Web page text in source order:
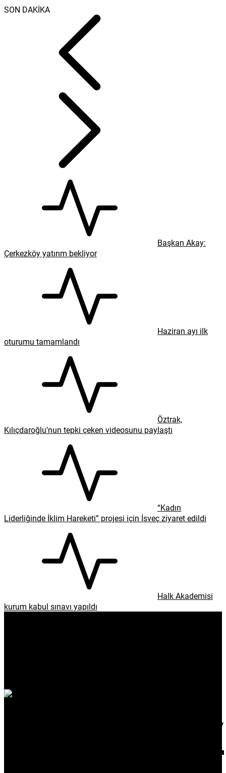
SON DAKİKA
Başkan Akay:
Çerkezköy yatırım bekliyor
Haziran ayı ilk
oturumu tamamlandı
Öztrak,
Kılıçdaroğlu’nun tepki çeken videosunu paylaştı
“Kadın
Liderliğinde İklim Hareketi” projesi için İsveç ziyaret edildi
Halk Akademisi
kurum kabul sınavı yapıldı